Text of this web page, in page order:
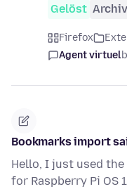
Gelöst
Firefox
Agent virtuel
Bookmarks import
Hello, I just used the
for Raspberry Pi OS